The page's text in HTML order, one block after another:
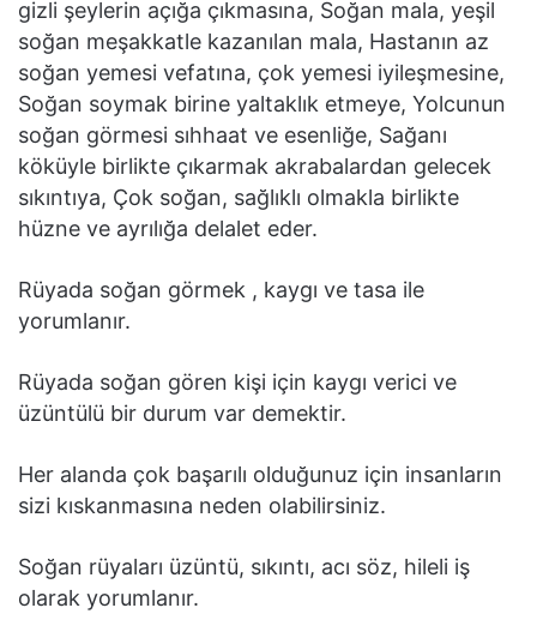
gizli şeylerin açığa çıkmasına, Soğan mala, yeşil
soğan meşakkatle kazanılan mala, Hastanın az
soğan yemesi vefatına, çok yemesi iyileşmesine,
Soğan soymak birine yaltaklık etmeye, Yolcunun
soğan görmesi sıhhaat ve esenliğe, Sağanı
köküyle birlikte çıkarmak akrabalardan gelecek
sıkıntıya, Çok soğan, sağlıklı olmakla birlikte
hüzne ve ayrılığa delalet eder.
Rüyada soğan görmek , kaygı ve tasa ile
yorumlanır.
Rüyada soğan gören kişi için kaygı verici ve
üzüntülü bir durum var demektir.
Her alanda çok başarılı olduğunuz için insanların
sizi kıskanmasına neden olabilirsiniz.
Soğan rüyaları üzüntü, sıkıntı, acı söz, hileli iş
olarak yorumlanır.